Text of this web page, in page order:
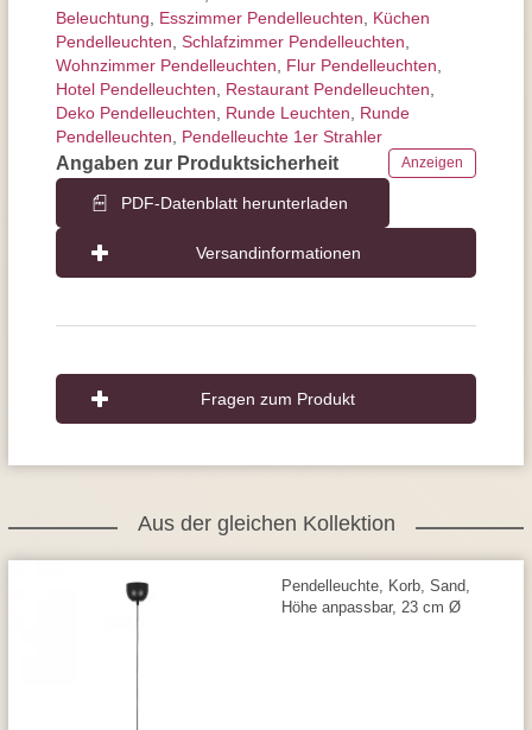
Beleuchtung
Esszimmer Pendelleuchten
Küchen
Pendelleuchten Schlafzimmer Pendelleuchten
Wohnzimmer Pendelleuchten
Flur Pendelleuchten
Hotel Pendelleuchten
Restaurant Pendelleuchten
Deko Pendelleuchten
Runde Leuchten
Runde
Pendelleuchten
Pendelleuchte 1er Strahler
Angaben zur Produktsicherheit Anzeigen
PDF-Datenblatt herunterladen
Versandinformationen
Fragen zum Produkt
Aus der gleichen Kollektion
Pendelleuchte, Korb, Sand,
Höhe anpassbar, 23 cm Ø